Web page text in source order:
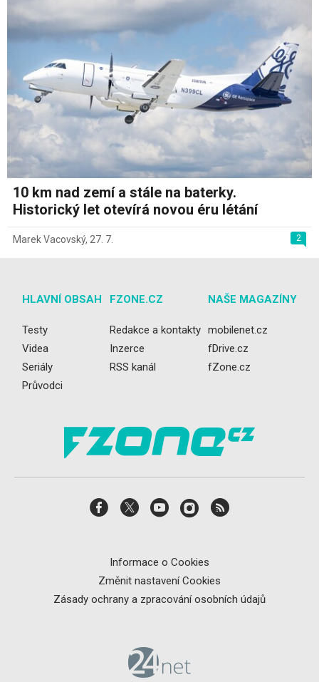
10 km nad zemí a stále na baterky.
Historický let otevírá novou éru létání
2
Marek Vacovský, 27. 7.
HLAVNÍ OBSAH
Testy
Videa
Seriály
Průvodci
FZONE.CZ
Redakce a kontakty
Inzerce
RSS kanál
NAŠE MAGAZÍNY
mobilenet.cz
fDrive.cz
fZone.cz
Informace o Cookies
Změnit nastavení Cookies
Zásady ochrany a zpracování osobních údajů